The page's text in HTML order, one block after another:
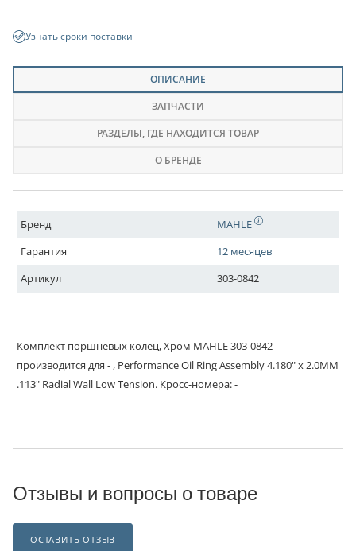
Узнать сроки поставки
ОПИСАНИЕ
ЗАПЧАСТИ
РАЗДЕЛЫ, ГДЕ НАХОДИТСЯ ТОВАР
О БРЕНДЕ
Бренд
MAHLE
Гарантия
12 месяцев
Артикул
303-0842
Комплект поршневых колец, Хром MAHLE 303-0842
производится для - , Performance Oil Ring Assembly 4.180" x 2.0MM
.113" Radial Wall Low Tension. Кросс-номера: -
Отзывы и вопросы о товаре
ОСТАВИТЬ ОТЗЫВ